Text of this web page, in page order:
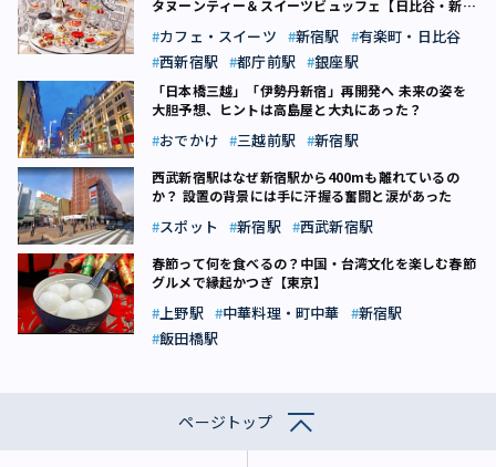
タヌーンティー＆スイーツビュッフェ【日比谷・新
カフェ・スイーツ 新宿駅
有楽町・日比谷
西新宿駅
都庁前駅 銀座駅
「日本橋三越」「伊勢丹新宿」再開発へ 未来の姿を
大胆予想、ヒントは高島屋と大丸にあった？
おでかけ 三越前駅 新宿駅
西武新宿駅はなぜ新宿駅から400mも離れているの
か？ 設置の背景には手に汗握る奮闘と涙があった
スポット 新宿駅 西武新宿駅
春節って何を食べるの？中国・台湾文化を楽しむ春節
グルメで縁起かつぎ【東京】
上野駅 中華料理・町中華
新宿駅
飯田橋駅
ページトップ